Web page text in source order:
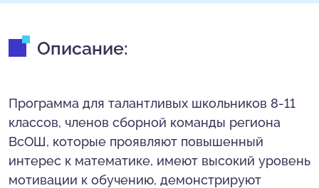
Описание:
Программа для талантливых школьников 8-11
классов, членов сборной команды региона
ВсОШ, которые проявляют повышенный
интерес к математике, имеют высокий уровень
мотивации к обучению, демонстрируют